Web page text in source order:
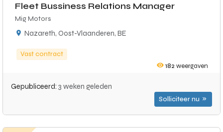
Fleet Bussiness Relations Manager
Mig Motors
Nazareth, Oost-Vlaanderen, BE
Vast contract
182 weergaven
Gepubliceerd: 3 weken geleden
Solliciteer nu